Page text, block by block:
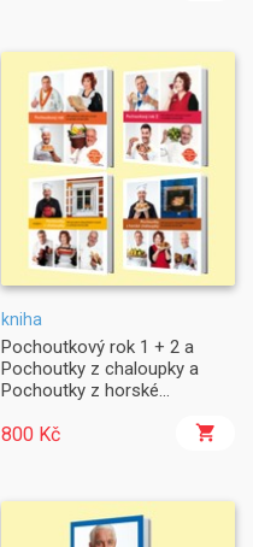
kniha
Pochoutkový rok 1 + 2 a
Pochoutky z chaloupky a
Pochoutky z horské
800 Kč